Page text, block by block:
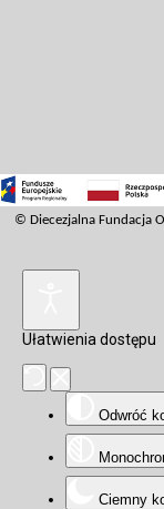
© Diecezjalna Fundacja
Ułatwienia dostępu
Odwróć
Ciemny